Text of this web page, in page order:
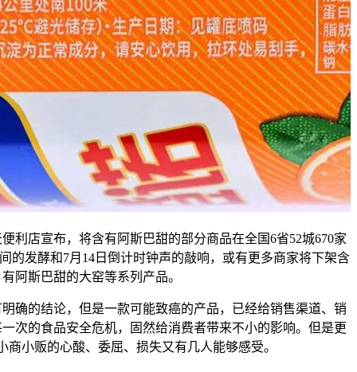
店宣布，将含有阿斯巴甜的部分商品在全国6省52城670家
的发酵和7月14日倒计时钟声的敲响，或有更多商家将下架含
有阿斯巴甜的大窑等系列产品。
的结论，但是一款可能致癌的产品，已经给销售渠道、销
次的食品安全危机，固然给消费者带来不小的影响。但是更
商小贩的心酸、委屈、损失又有几人能够感受。